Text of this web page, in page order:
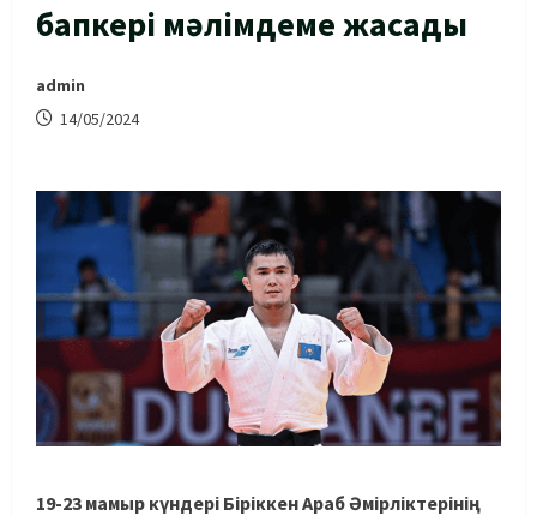
бапкері мәлімдеме жасады
admin
14/05/2024
19-23 мамыр күндері Біріккен Араб Әмірліктерінің